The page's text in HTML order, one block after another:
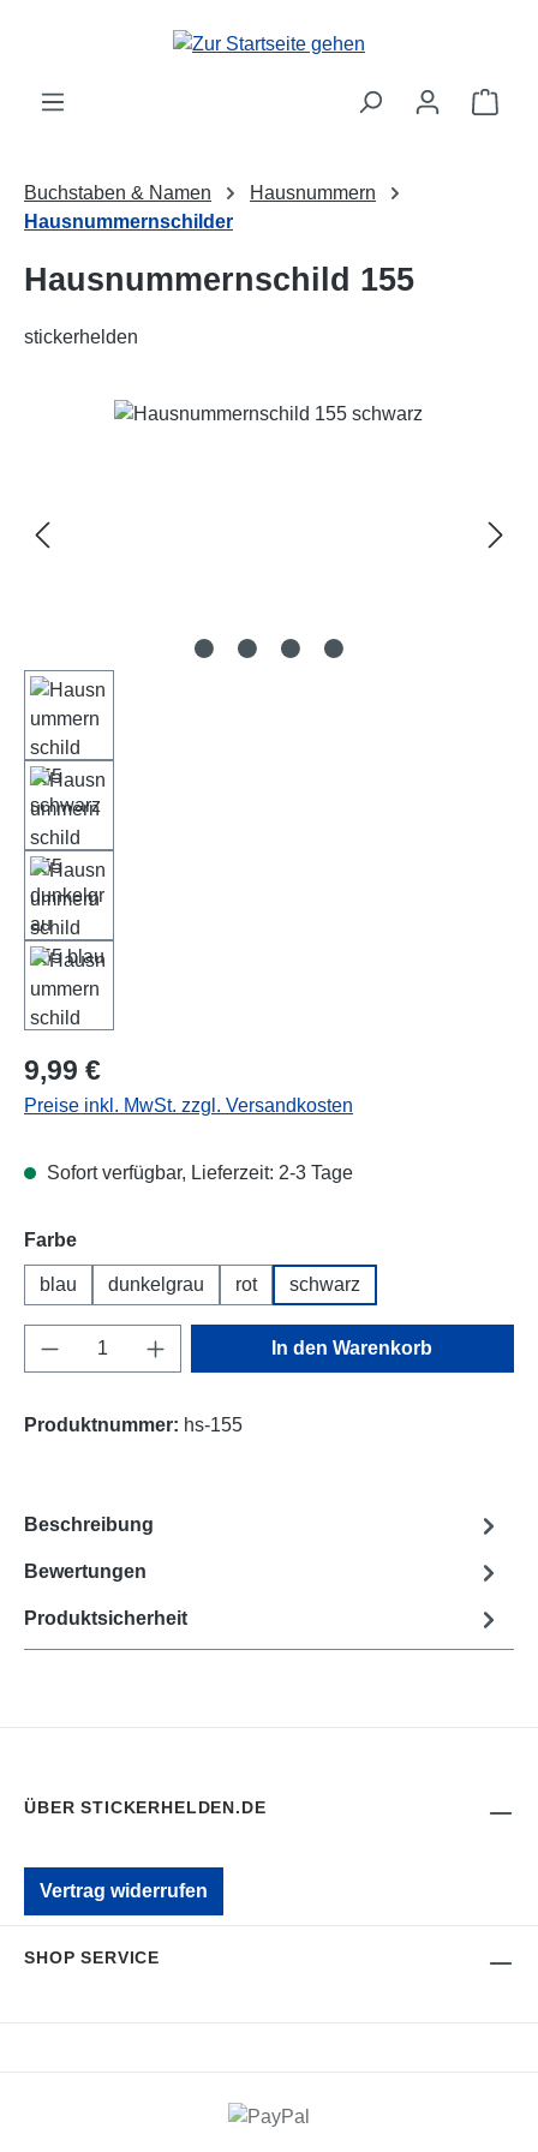
Zum Hauptinhalt springen
Buchstaben & Namen
Hausnummern
Hausnummernschilder
Hausnummernschild 155
stickerhelden
Bildergalerie überspringen
Regulärer Preis:
9,99 €
Preise inkl. MwSt. zzgl. Versandkosten
Sofort verfügbar, Lieferzeit: 2-3 Tage
Farbe
blau dunkelgrau rot schwarz
Produkt Anzahl: Gib den gewünschten
In den Warenkorb
Produktnummer: hs-155
Beschreibung
Bewertungen
Produktsicherheit
ÜBER STICKERHELDEN.DE
Vertrag widerrufen
SHOP SERVICE